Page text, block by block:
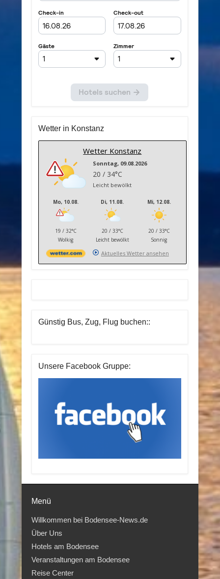
Wetter in Konstanz
Wetter Konstanz
Sonntag, 09.08.2026
20 / 34°C
Leicht bewölkt
Mo, 10.08.
19 / 32°C
Wolkig
Di, 11.08.
20 / 33°C
Leicht bewölkt
Mi, 12.08.
20 / 33°C
Sonnig
Aktuelles Wetter ansehen
Günstig Bus, Zug, Flug buchen::
Unsere Facebook Gruppe:
Menü
Willkommen bei Bodensee-News.de
Über Uns
Hotels am Bodensee
Veranstaltungen am Bodensee
Reise Center